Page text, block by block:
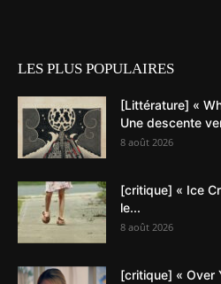
LES PLUS POPULAIRES
[Littérature] «
Une descente
8 août 2026
[critique] « Ice
le...
8 août 2026
[critique] « Over